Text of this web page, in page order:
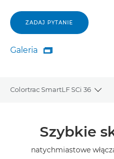
ZADAJ PYTANIE
Galeria
Galeria

Colortrac SmartLF SCi 36
Dane techniczneSzybkie
natychmiastowe